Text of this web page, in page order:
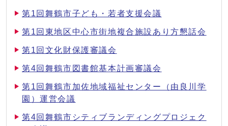
第1回舞鶴市子ども・若者支援会議
第1回東地区中心市街地複合施設あり方懇話会
第1回文化財保護審議会
第4回舞鶴市図書館基本計画審議会
第1回舞鶴市加佐地域福祉センター（由良川学
園）運営会議
第4回舞鶴市シティブランディングプロジェク